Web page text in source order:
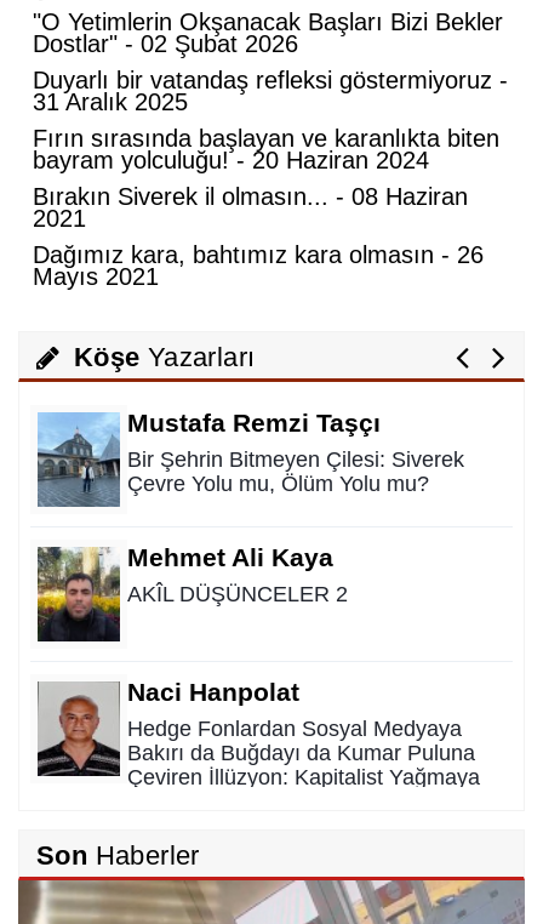
"O Yetimlerin Okşanacak Başları Bizi Bekler
Dostlar" - 02 Şubat 2026
Duyarlı bir vatandaş refleksi göstermiyoruz -
31 Aralık 2025
Fırın sırasında başlayan ve karanlıkta biten
bayram yolculuğu! - 20 Haziran 2024
Bırakın Siverek il olmasın... - 08 Haziran
2021
Dağımız kara, bahtımız kara olmasın - 26
Mayıs 2021
Köşe Yazarları
Abdurahman Deniz Uğurlu
Bazı İnsanların Değeri, Yokluklarında
Anlaşılır: Hacı Mustafa Demirkan
Ali Lale
Hırsızlığın ve Rüşvetin Yeni Adı: Bağış
Nurettin Gençdal
Tasavvuf mu ?
Mustafa Remzi Taşçı
Bir Şehrin Bitmeyen Çilesi: Siverek
Çevre Yolu mu, Ölüm Yolu mu?
Mehmet Ali Kaya
AKÎL DÜŞÜNCELER 2
Naci Hanpolat
Hedge Fonlardan Sosyal Medyaya
Bakırı da Buğdayı da Kumar Puluna
Çeviren İllüzyon: Kapitalist Yağmaya
SAHİDEN ŞANLIURFA SAHİPSİZ Mİ?
Son Haberler